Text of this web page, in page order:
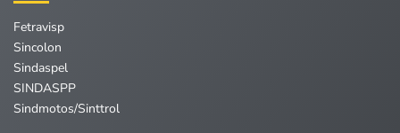
Fetravisp
Sincolon
Sindaspel
SINDASPP
Sindmotos/Sinttrol